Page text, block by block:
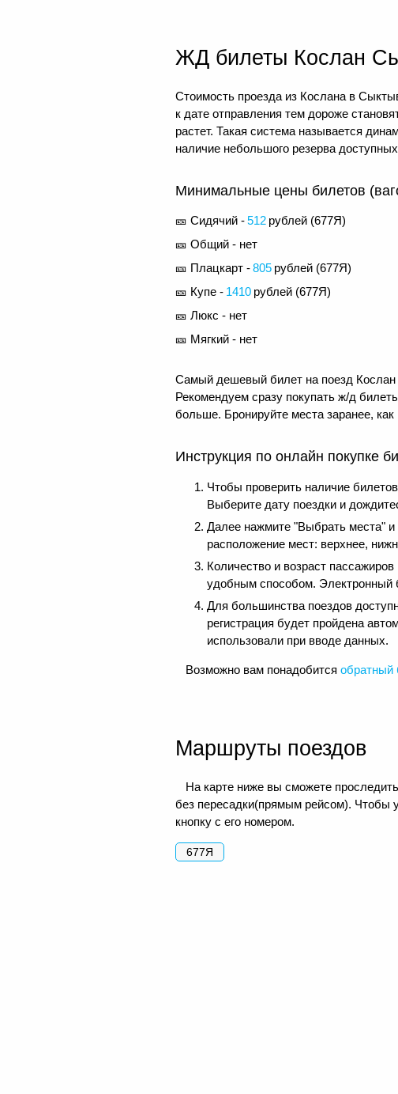
ЖД билеты Кослан
Стоимость проезда из Кослана в
к дате отправления тем дороже
растет. Такая система называется
наличие небольшого резерва
Минимальные цены билетов
🎫 Сидячий -512 рублей (677Я)
🎫 Общий - нет
🎫 Плацкарт -805 рублей (677Я)
🎫 Купе - 1410 рублей (677Я)
🎫 Люкс - нет
🎫 Мягкий - нет
Самый дешевый билет на поезд Кослан
Рекомендуем сразу покупать ж/д
больше. Бронируйте места заранее,
Инструкция по онлайн покупке
Чтобы проверить наличие
Выберите дату поездки и
Далее нажмите "Выбрать места" и
расположение мест: верхнее,
Количество и возраст
удобным способом. Электронный
Для большинства поездов
регистрация будет пройдена
использовали при вводе данных.
Возможно вам понадобится обратный
Маршруты поездов
На карте ниже вы сможете
без пересадки(прямым рейсом). Чтобы
кнопку с его номером.
677Я